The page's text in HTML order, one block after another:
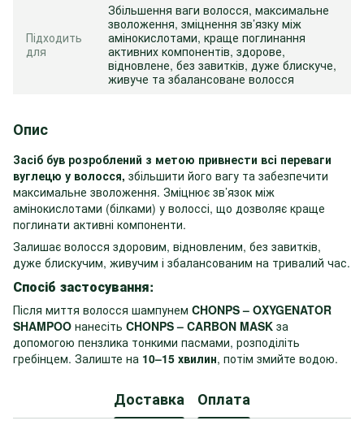
Підходить
для
Збільшення ваги волосся, максимальне
зволоження, зміцнення зв’язку між
амінокислотами, краще поглинання
активних компонентів, здорове,
відновлене, без завитків, дуже блискуче,
живуче та збалансоване волосся
Опис
Засіб був розроблений з метою привнести всі переваги
вуглецю у волосся, збільшити його вагу та забезпечити
максимальне зволоження. Зміцнює зв’язок між
амінокислотами (білками) у волоссі, що дозволяє краще
поглинати активні компоненти.
Залишає волосся здоровим, відновленим, без завитків,
дуже блискучим, живучим і збалансованим на тривалий час.
Спосіб застосування:
Після миття волосся шампунем CHONPS – OXYGENATOR
SHAMPOO нанесіть CHONPS – CARBON MASK за
допомогою пензлика тонкими пасмами, розподіліть
гребінцем. Залиште на 10–15 хвилин, потім змийте водою.
Доставка Оплата